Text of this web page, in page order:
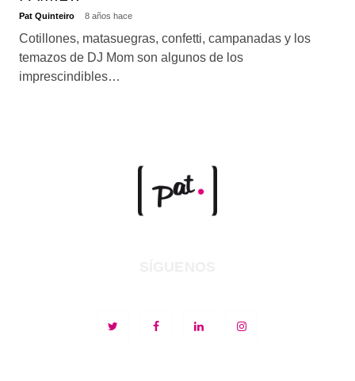
Pat Quinteiro 8 años hace
Cotillones, matasuegras, confetti, campanadas y los
temazos de DJ Mom son algunos de los
imprescindibles…